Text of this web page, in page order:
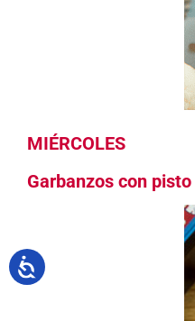
MIÉRCOLES
Garbanzos con pisto